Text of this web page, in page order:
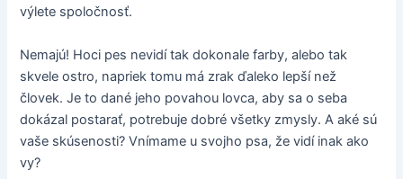
výlete spoločnosť.
Nemajú! Hoci pes nevidí tak dokonale farby, alebo tak
skvele ostro, napriek tomu má zrak ďaleko lepší než
človek. Je to dané jeho povahou lovca, aby sa o seba
dokázal postarať, potrebuje dobré všetky zmysly. A aké sú
vaše skúsenosti? Vnímame u svojho psa, že vidí inak ako
vy?